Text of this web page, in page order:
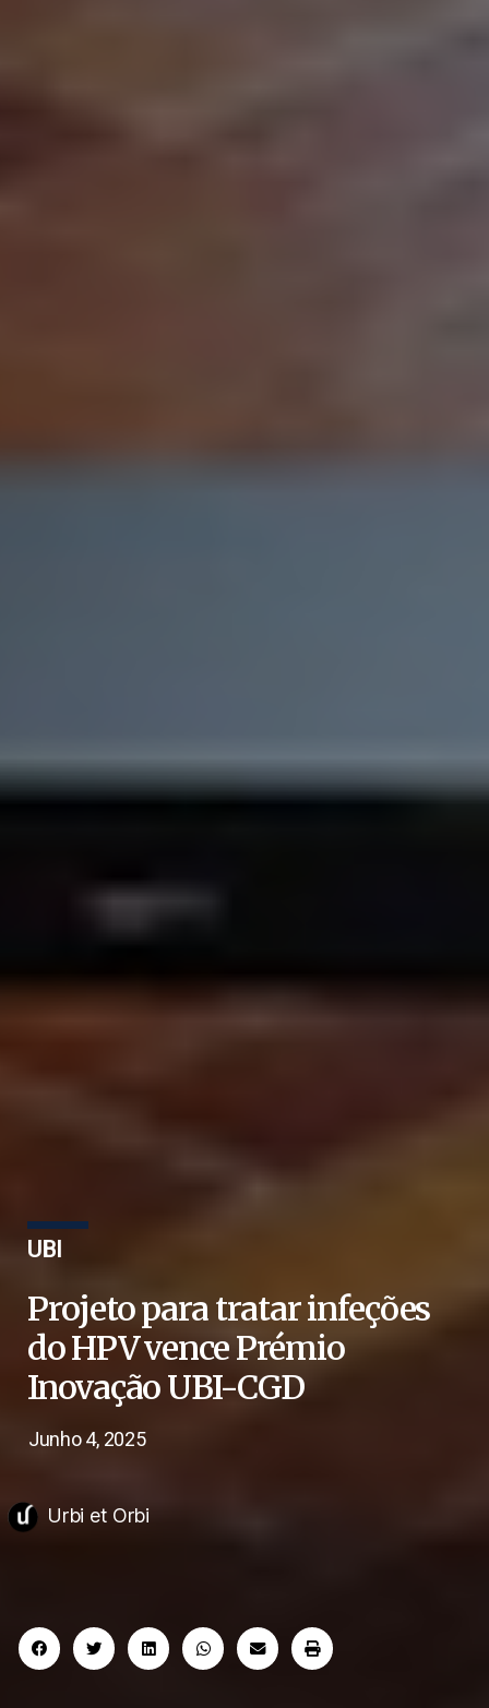
UBI
Projeto para tratar infeções
do HPV vence Prémio
Inovação UBI-CGD
Junho 4, 2025
Urbi et Orbi